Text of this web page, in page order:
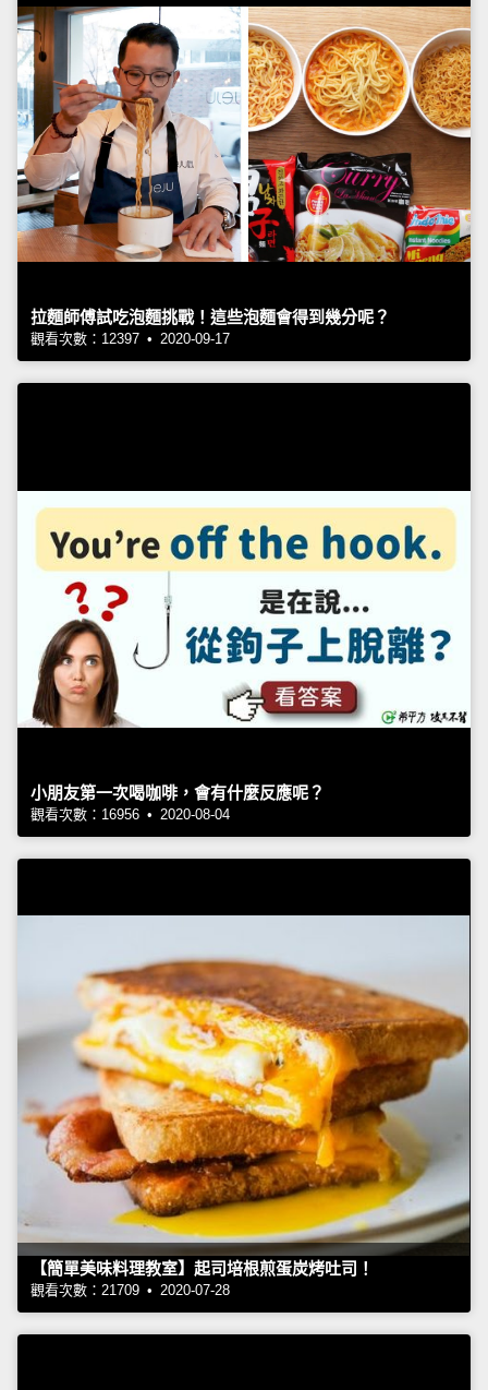
拉麵師傅試吃泡麵挑戰！這些泡麵會得到幾分呢？
觀看次數：12397 • 2020-09-17
小朋友第一次喝咖啡，會有什麼反應呢？
觀看次數：16956 • 2020-08-04
【簡單美味料理教室】起司培根煎蛋炭烤吐司！
觀看次數：21709 • 2020-07-28